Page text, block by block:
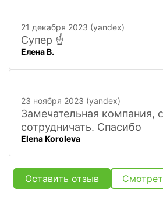
искать
21 декабря 2023 (yandex)
Супер ☝️
Елена В.
23 ноября 2023 (yandex)
Замечательная компания,
сотрудничать. Спасибо
Elena Koroleva
Оставить отзыв